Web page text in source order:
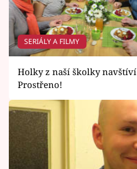
SERIÁLY A FILMY
Holky z naší školky navštíví
Prostřeno!